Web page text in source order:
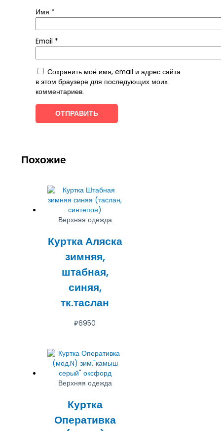
Имя *
Email *
Сохранить моё имя, email и адрес сайта
в этом браузере для последующих моих
комментариев.
Похожие
Верхняя одежда
Куртка Аляска
зимняя,
штабная,
синяя,
тк.таслан
₽6950
Верхняя одежда
Куртка
Оперативка